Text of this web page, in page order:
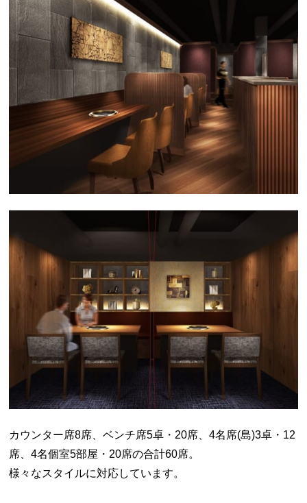
カウンター席8席、ベンチ席5卓・20席、4名席(島)3卓・12
席、4名個室5部屋・20席の合計60席。
様々なスタイルに対応しています。